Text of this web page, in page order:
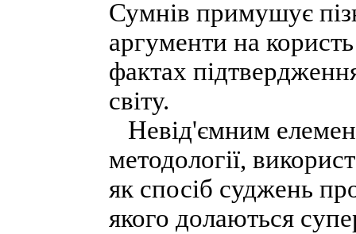
Сумнів примушує
аргументи на
фактах
світу.
Невід'ємним
методології,
як спосіб суджень
якого долаються